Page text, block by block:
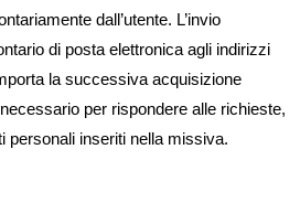
dall’utente. L’invio
di posta elettronica agli indirizzi
la successiva acquisizione
per rispondere alle richieste,
personali inseriti nella missiva.